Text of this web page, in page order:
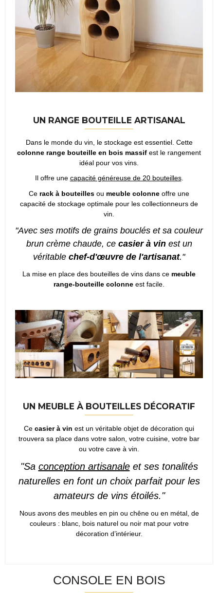
UN RANGE BOUTEILLE ARTISANAL
Dans le monde du vin, le stockage est essentiel. Cette
colonne range bouteille en bois massif est le rangement
idéal pour vos vins.
Il offre une capacité généreuse de 20 bouteilles.
Ce rack à bouteilles ou meuble colonne offre une
capacité de stockage optimale pour les collectionneurs de
vin.
"Avec ses motifs de grains bouclés et sa couleur
brun crème chaude, ce casier à vinest un
véritable chef-d'œuvre de l'artisanat."
La mise en place des bouteilles de vins dans ce meuble
range-bouteille colonne est facile.
UN MEUBLE À BOUTEILLES DÉCORATIF
Ce casier à vin est un véritable objet de décoration qui
trouvera sa place dans votre salon, votre cuisine, votre bar
ou votre cave à vin.
"Sa conception artisanaleet ses tonalités
naturelles en font un choix parfait pour les
amateurs de vins étoilés."
Nous avons des meubles en pin ou chêne ou en métal, de
couleurs : blanc, bois naturel ou noir mat pour votre
décoration d’intérieur.
CONSOLE EN BOIS